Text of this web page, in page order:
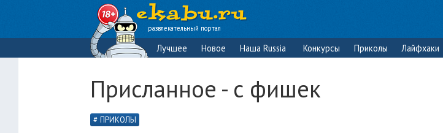
развлекательный портал
Лучшее Новое Наша Russia Конкурсы Приколы Лайфхаки
Присланное - с фишек
ПРИКОЛЫ